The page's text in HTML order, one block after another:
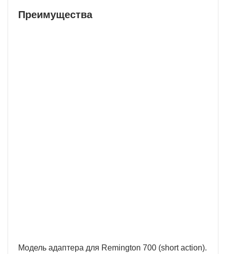
Преимущества
Модель адаптера для Remington 700 (short action).